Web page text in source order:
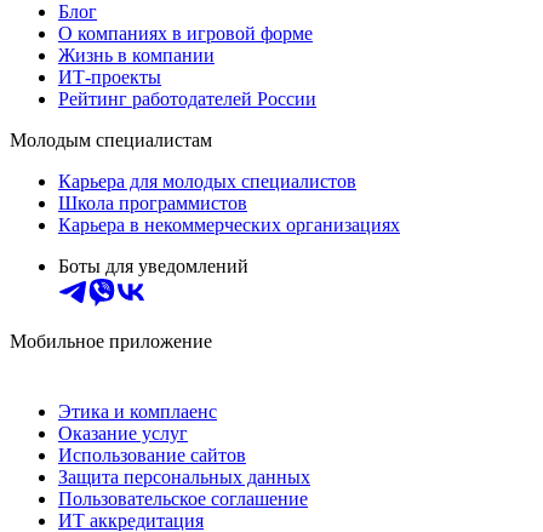
Блог
О компаниях в игровой форме
Жизнь в компании
ИТ-проекты
Рейтинг работодателей России
Молодым специалистам
Карьера для молодых специалистов
Школа программистов
Карьера в некоммерческих организациях
Боты для уведомлений
Мобильное приложение
Этика и комплаенс
Оказание услуг
Использование сайтов
Защита персональных данных
Пользовательское соглашение
ИТ аккредитация